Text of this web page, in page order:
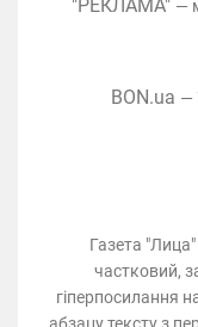
"РЕКЛАМА" —
BON.ua —
Газета
частковий,
гіперпосилання
абзацу тексту з